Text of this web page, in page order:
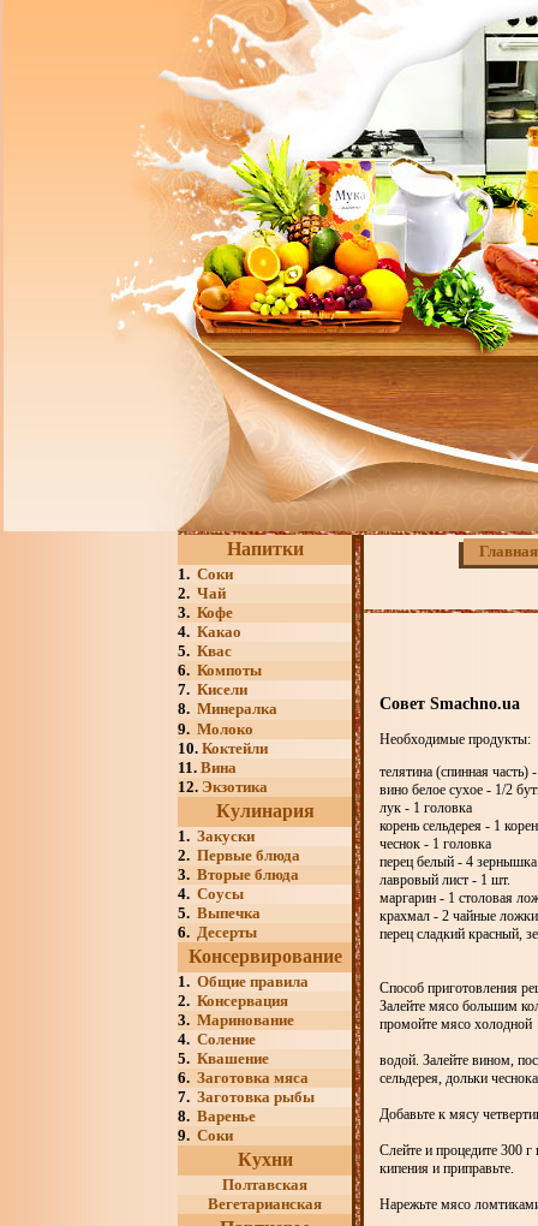
Напитки
1. Соки
2. Чай
3. Кофе
4. Какао
5. Квас
6. Компоты
7. Кисели
8. Минералка
9. Молоко
10. Коктейли
11. Вина
12. Экзотика
Кулинария
1. Закуски
2. Первые блюда
3. Вторые блюда
4. Соусы
5. Выпечка
6. Десерты
Консервирование
1. Общие правила
2. Консервация
3. Маринование
4. Соление
5. Квашение
6. Заготовка мяса
7. Заготовка рыбы
8. Варенье
9. Соки
Кухни
Полтавская
Вегетарианская
Главная
Совет Smachno.ua
Необходимые продукты:
телятина (спинная часть)
вино белое сухое - 1/2
лук - 1 головка
корень сельдерея - 1
чеснок - 1 головка
перец белый - 4 зернышка
лавровый лист - 1 шт.
маргарин - 1 столовая
крахмал - 2 чайные ложки
перец сладкий красный,
Способ приготовления
Залейте мясо большим
промойте мясо холодной
водой. Залейте вином,
сельдерея, дольки
Добавьте к мясу
Слейте и процедите 300
кипения и приправьте.
Нарежьте мясо